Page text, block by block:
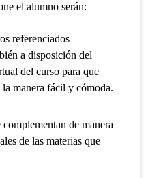
el alumno serán:
referenciados
a disposición del
del curso para que
la manera fácil y cómoda.
de manera
de las materias que